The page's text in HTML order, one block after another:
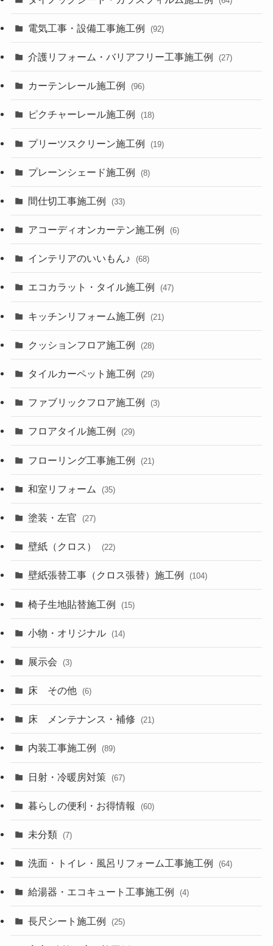
電気工事・設備工事施工例 (92)
介護リフォーム・バリアフリー工事施工例 (27)
カーテンレール施工例 (96)
ピクチャーレール施工例 (18)
プリーツスクリーン施工例 (19)
プレーンシェード施工例 (8)
間仕切工事施工例 (33)
アコーディオンカーテン施工例 (6)
インテリアのいいもん♪ (68)
エコカラット・タイル施工例 (47)
キッチンリフォーム施工例 (21)
クッションフロア施工例 (28)
タイルカーペット施工例 (29)
ファブリックフロア施工例 (3)
フロアタイル施工例 (29)
フローリング工事施工例 (21)
和室リフォーム (35)
塗装・左官 (27)
壁紙（クロス） (22)
壁紙張替工事（クロス張替）施工例 (104)
椅子生地貼替施工例 (15)
小物・オリジナル (14)
展示会 (3)
床 その他 (6)
床 メンテナンス・補修 (21)
内装工事施工例 (89)
日射・冷暖房対策 (67)
暮らしの便利・お得情報 (60)
未分類 (7)
洗面・トイレ・風呂リフォーム工事施工例 (64)
給湯器・エコキュート工事施工例 (4)
長尺シート施工例 (25)